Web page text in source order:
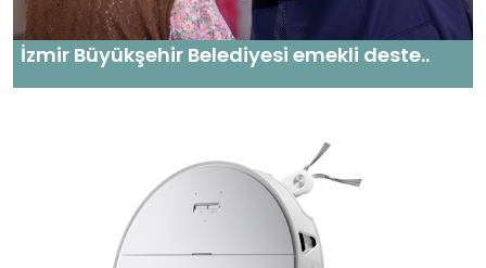
İzmir Büyükşehir Belediyesi emekli deste..